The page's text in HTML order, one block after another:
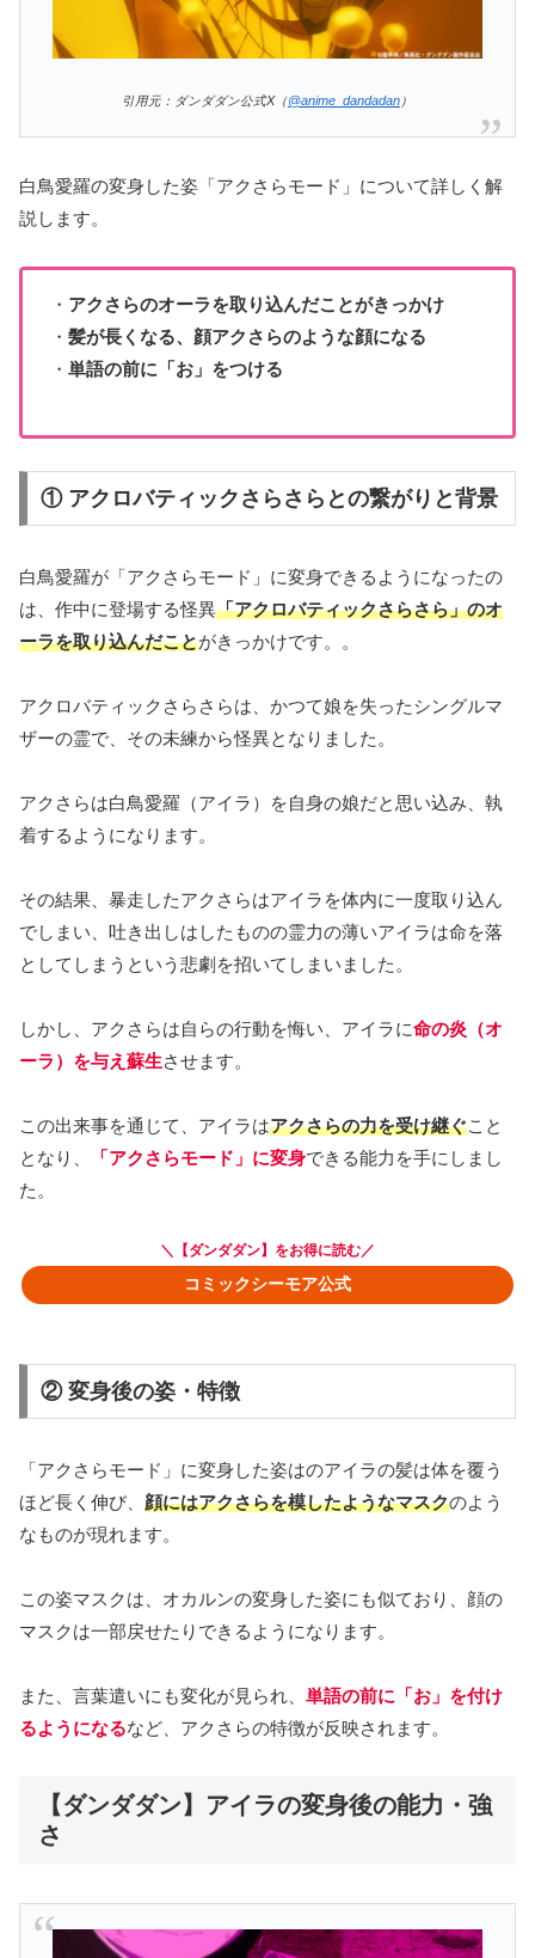
引用元：ダンダダン公式X（@anime_dandadan）
白鳥愛羅の変身した姿「アクさらモード」について詳しく解
説します。
・ アクさらのオーラを取り込んだことがきっかけ
・ 髪が長くなる、顔アクさらのような顔になる
・ 単語の前に「お」をつける
① アクロバティックさらさらとの繋がりと背景
白鳥愛羅が「アクさらモード」に変身できるようになったの
は、作中に登場する怪異「アクロバティックさらさら」のオ
ーラを取り込んだことがきっかけです。。
アクロバティックさらさらは、かつて娘を失ったシングルマ
ザーの霊で、その未練から怪異となりました。
アクさらは白鳥愛羅（アイラ）を自身の娘だと思い込み、執
着するようになります。
その結果、暴走したアクさらはアイラを体内に一度取り込ん
でしまい、吐き出しはしたものの霊力の薄いアイラは命を落
としてしまうという悲劇を招いてしまいました。
しかし、アクさらは自らの行動を悔い、アイラに命の炎（オ
ーラ）を与え蘇生させます。
この出来事を通じて、アイラはアクさらの力を受け継ぐこと
となり、
「アクさらモード」に変身できる能力を手にしまし
た。
＼【ダンダダン】をお得に読む／
コミックシーモア公式
② 変身後の姿・特徴
「アクさらモード」に変身した姿はのアイラの髪は体を覆う
ほど長く伸び、 顔にはアクさらを模したようなマスクのよう
なものが現れます。
この姿マスクは、オカルンの変身した姿にも似ており、顔の
マスクは一部戻せたりできるようになります。
また、言葉遣いにも変化が見られ、 単語の前に「お」を付け
るようになるなど、アクさらの特徴が反映されます。
【ダンダダン】アイラの変身後の能力・強
さ